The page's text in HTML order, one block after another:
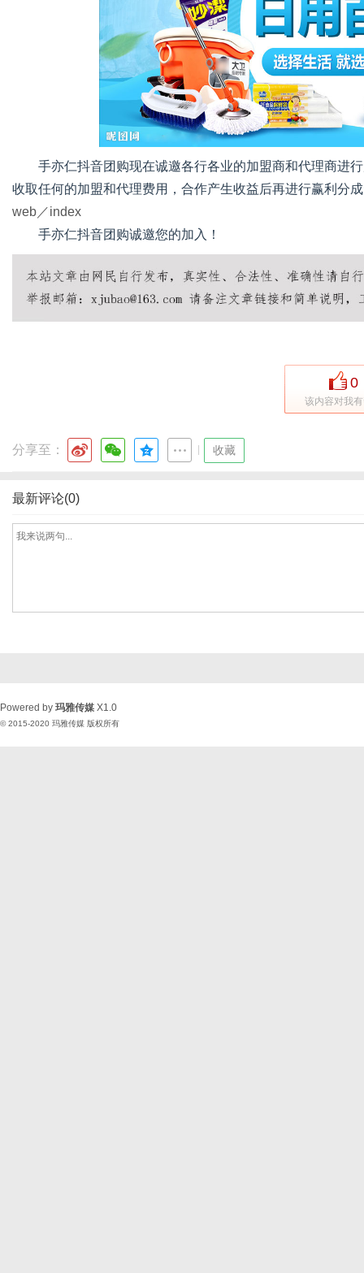
手亦仁抖音团购现在诚邀各行各业的加盟商和代理商进
收取任何的加盟和代理费用，合作产生收益后再进行赢利分
web／index
手亦仁抖音团购诚邀您的加入！
0
该内容对我
分享至： 收藏
最新评论(0)
Powered by 玛雅传媒 X1.0
© 2015-2020 玛雅传媒 版权所有